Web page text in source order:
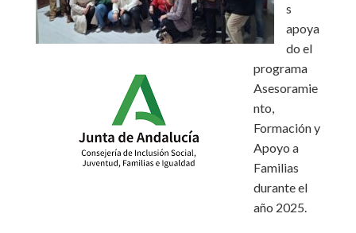
s
apoya
do el
programa
Asesoramie
nto,
Formación y
Apoyo a
Familias
durante el
año 2025.